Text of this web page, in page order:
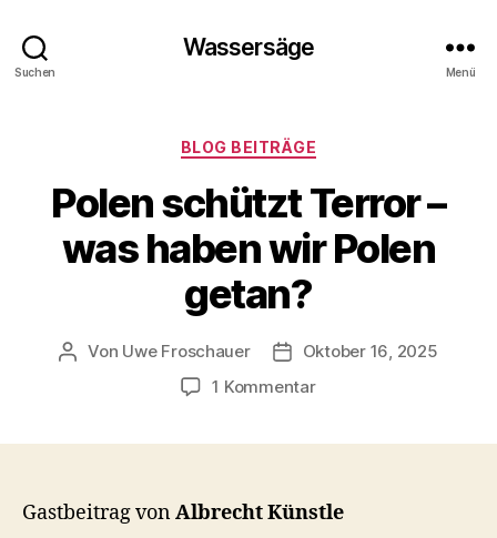
Suchen
Wassersäge
Menü
Kategorien
BLOG BEITRÄGE
Polen schützt Terror –
was haben wir Polen
getan?
Beitragsautor
Von Uwe Froschauer Beitragsdatum
Oktober 16, 2025
1 Kommentarzu
was
Gastbeitrag vonAlbrecht Künstle